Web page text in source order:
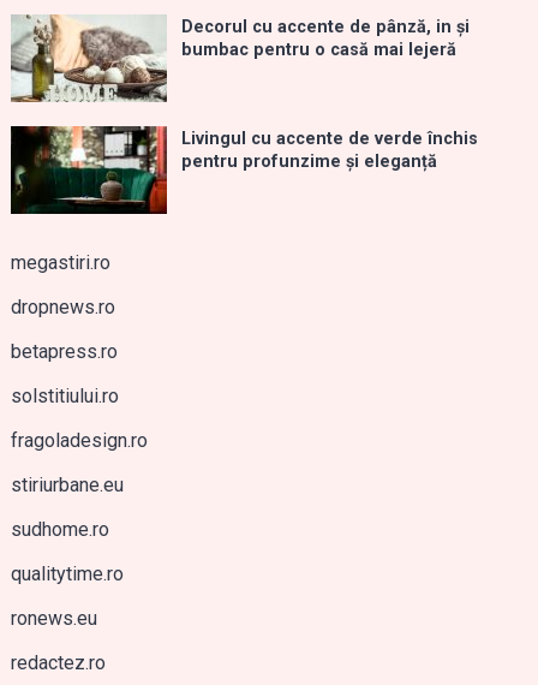
Decorul cu accente de pânză, in și
bumbac pentru o casă mai lejeră
Livingul cu accente de verde închis
pentru profunzime și eleganță
megastiri.ro
dropnews.ro
betapress.ro
solstitiului.ro
fragoladesign.ro
stiriurbane.eu
sudhome.ro
qualitytime.ro
ronews.eu
redactez.ro